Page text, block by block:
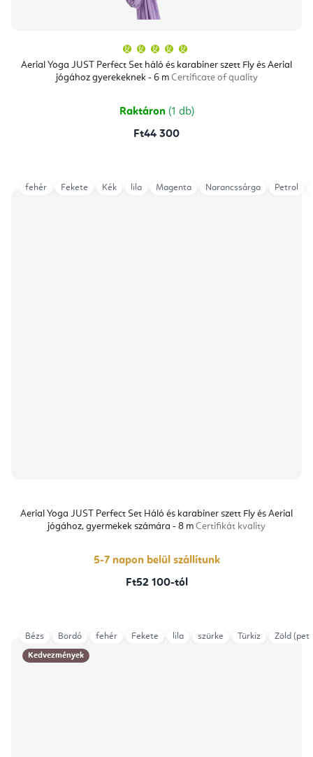
Aerial Yoga JUST Perfect Set háló és karabiner szett Fly és Aerial
jógához gyerekeknek - 6 m Certificate of quality
átlagos
értékelése
5-
csillag.
Raktáron (1 db)
Ft44 300
Aerial Yoga JUST Perfect Set Háló és karabiner szett Fly és Aerial
jógához, gyermekek számára - 8 m Certifikát kvality
5-7 napon belül szállítunk
Ft52 100-tól
fehér Fekete Kék lila Magenta Narancssárga Petrol
Kedvezmények
Bézs Bordó fehér Fekete lila szürke Türkiz Zöld